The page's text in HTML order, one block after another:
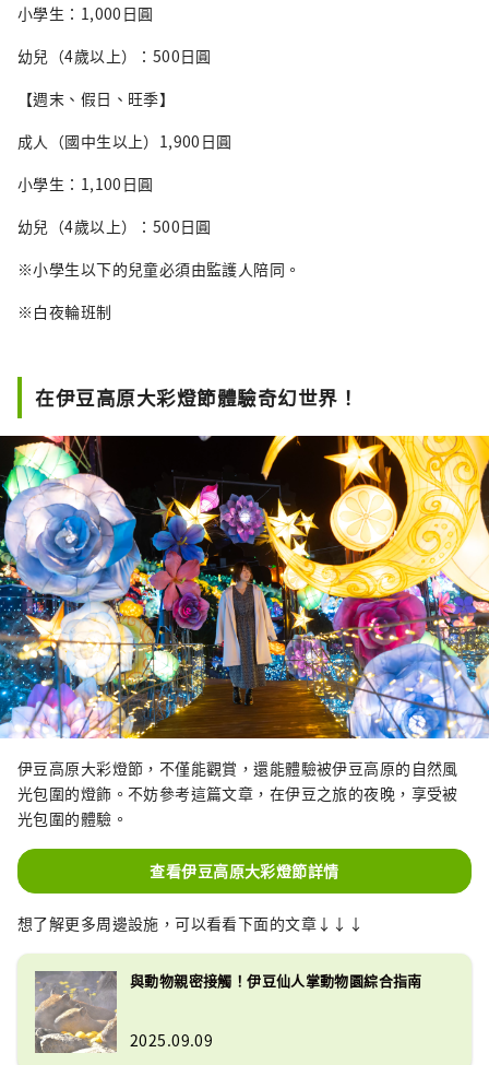
小學生：1,000日圓
幼兒（4歲以上）：500日圓
【週末、假日、旺季】
成人（國中生以上）1,900日圓
小學生：1,100日圓
幼兒（4歲以上）：500日圓
※小學生以下的兒童必須由監護人陪同。
※白夜輪班制
在伊豆高原大彩燈節體驗奇幻世界！
伊豆高原大彩燈節，不僅能觀賞，還能體驗被伊豆高原的自然風
光包圍的燈飾。不妨參考這篇文章，在伊豆之旅的夜晚，享受被
光包圍的體驗。
查看伊豆高原大彩燈節詳情
想了解更多周邊設施，可以看看下面的文章↓↓↓
與動物親密接觸！伊豆仙人掌動物園綜合指南
2025.09.09